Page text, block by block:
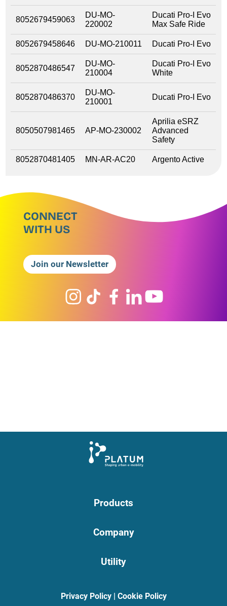
8052679459063
DU-MO-
220002
Ducati Pro-I Evo
Max Safe Ride
8052679458646 DU-MO-210011 Ducati Pro-I Evo
8052870486547
DU-MO-
210004
Ducati Pro-I Evo
White
8052870486370
DU-MO-
210001
Ducati Pro-I Evo
8050507981465 AP-MO-230002
Aprilia eSRZ
Advanced
Safety
8052870481405 MN-AR-AC20 Argento Active
CONNECT
WITH US
Join our Newsletter
Products
Company
Utility
Privacy Policy| Cookie Policy